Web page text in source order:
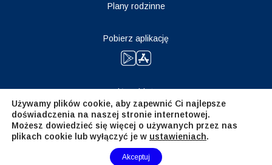
Plany rodzinne
Pobierz aplikację
Bądź na bieżąco
Używamy plików cookie, aby zapewnić Ci najlepsze
doświadczenia na naszej stronie internetowej.
Możesz dowiedzieć się więcej o używanych przez nas
plikach cookie lub wyłączyć je w ustawieniach.
Akceptuj